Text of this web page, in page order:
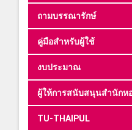
ถามบรรณารักษ์
คู่มือสำหรับผู้ใช้
งบประมาณ
ผู้ให้การสนับสนุนสำนักห
TU-THAIPUL